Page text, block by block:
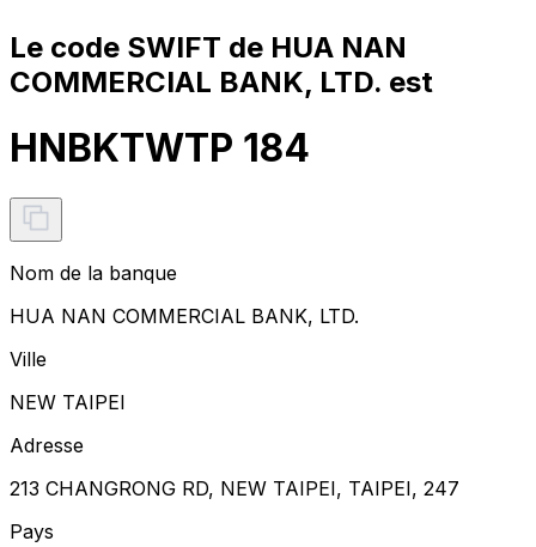
Le code SWIFT de HUA NAN
COMMERCIAL BANK, LTD. est
HNBKTWTP 184
Nom de la banque
HUA NAN COMMERCIAL BANK, LTD.
Ville
NEW TAIPEI
Adresse
213 CHANGRONG RD, NEW TAIPEI, TAIPEI, 247
Pays